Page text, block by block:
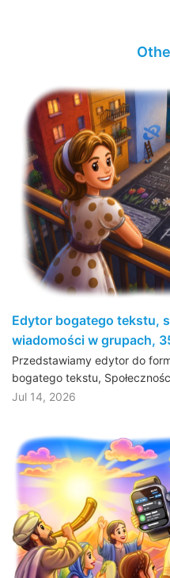
Edytor bogatego tekstu,
wiadomości w grupach,
Przedstawiamy edytor do
bogatego tekstu,
Jul 14, 2026